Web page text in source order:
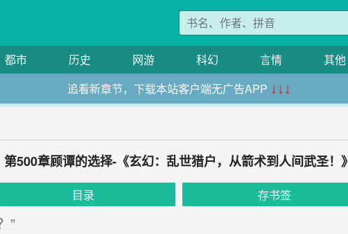
都市 历史 网游 科幻 言情 其他
追看新章节，下载本站客户端无广告APP ↓↓↓
第500章顾谭的选择-《玄幻：乱世猎户，从箭术到人间武圣！》
目录 存书签
”